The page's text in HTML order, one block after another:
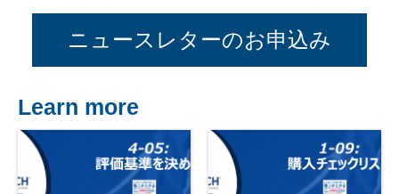
ニュースレターのお申込み
Learn more